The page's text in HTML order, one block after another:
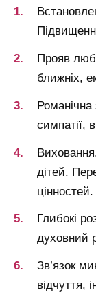
Прояв
ближніх,
симпатії,
дітей.
цінностей.
Глибокі
духовний
Зв’язок
відчуття,